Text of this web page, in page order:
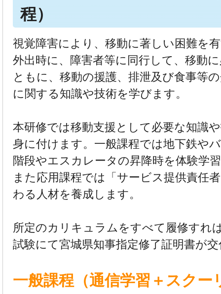
程）
視覚障害により、移動に著しい困難を
外出時に、障害者等に同行して、移動
ともに、移動の援護、排泄及び食事等
に関する知識や技術を学びます。
本研修では移動支援として必要な知識
身に付けます。一般課程では地下鉄や
階段やエスカレータの昇降時を体験学
また応用課程では「サービス提供責任
わる人材を養成します。
所定のカリキュラムをすべて履修すれ
試験にて宮城県知事指定修了証明書が
一般課程（通信学習＋スクー